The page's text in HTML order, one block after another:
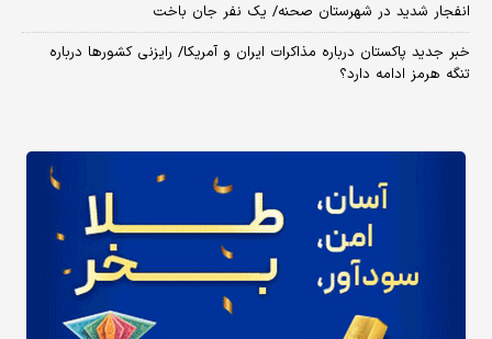
انفجار شدید در شهرستان صحنه/ یک نفر جان باخت
خبر جدید پاکستان درباره مذاکرات ایران و آمریکا/ رایزنی کشورها درباره
تنگه هرمز ادامه دارد؟